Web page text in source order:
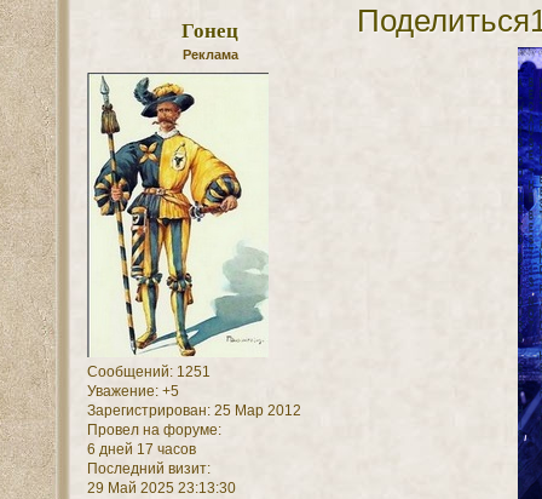
Поделиться
Гонец
Реклама
Сообщений:1251
Уважение: +5
Зарегистрирован: 25 Мар 2012
Провел на форуме:
6 дней 17 часов
Последний визит:
29 Май 2025 23:13:30